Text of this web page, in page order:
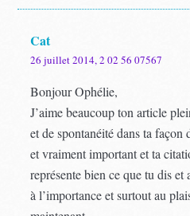
Cat
26 juillet 2014, 2 02 56 07567
Bonjour Ophélie,
J’aime beaucoup ton article
et de spontanéité dans ta façon
et vraiment important et ta
représente bien ce que tu dis et
à l’importance et surtout au